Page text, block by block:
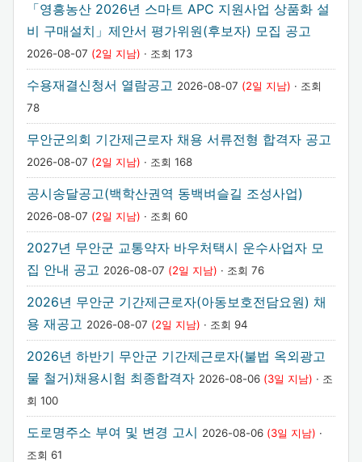
「영흥농산 2026년 스마트 APC 지원사업 상품화 설
비 구매설치」제안서 평가위원(후보자) 모집 공고
2026-08-07 (2일 지남) · 조회 173
수용재결신청서 열람공고 2026-08-07 (2일 지남) · 조회
78
무안군의회 기간제근로자 채용 서류전형 합격자 공고
2026-08-07 (2일 지남) · 조회 168
공시송달공고(백학산권역 동백벼슬길 조성사업)
2026-08-07 (2일 지남) · 조회 60
2027년 무안군 교통약자 바우처택시 운수사업자 모
집 안내 공고 2026-08-07 (2일 지남) · 조회 76
2026년 무안군 기간제근로자(아동보호전담요원) 채
용 재공고 2026-08-07 (2일 지남) · 조회 94
2026년 하반기 무안군 기간제근로자(불법 옥외광고
물 철거)채용시험 최종합격자 2026-08-06 (3일 지남) · 조
회 100
도로명주소 부여 및 변경 고시 2026-08-06 (3일 지남) ·
조회 61